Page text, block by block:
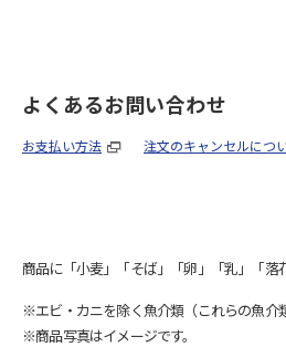
よくあるお問い合わせ
お支払い方法 注文のキャンセルにつ
商品に「小麦」「そば」「卵」「乳」「落
※エビ・カニを除く魚介類（これらの魚介
※商品写真はイメージです。